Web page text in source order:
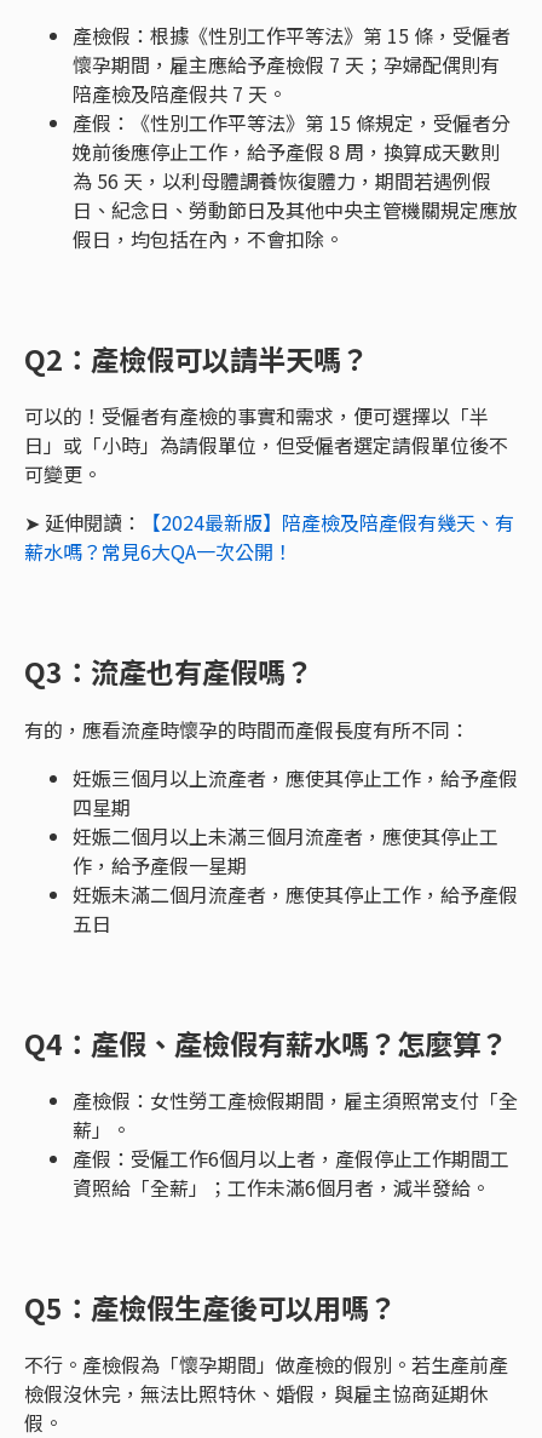
產檢假：根據《性別工作平等法》第 15 條，受僱者
懷孕期間，雇主應給予產檢假 7 天；孕婦配偶則有
陪產檢及陪產假共 7 天。
產假：《性別工作平等法》第 15 條規定，受僱者分
娩前後應停止工作，給予產假 8 周，換算成天數則
為 56 天，以利母體調養恢復體力，期間若遇例假
日、紀念日、勞動節日及其他中央主管機關規定應放
假日，均包括在內，不會扣除。
Q2：產檢假可以請半天嗎？
可以的！受僱者有產檢的事實和需求，便可選擇以「半
日」或「小時」為請假單位，但受僱者選定請假單位後不
可變更。
➤ 延伸閱讀：
【2024最新版】陪產檢及陪產假有幾天、有
薪水嗎？常見6大QA一次公開！
Q3：流產也有產假嗎？
有的，應看流產時懷孕的時間而產假長度有所不同：
妊娠三個月以上流產者，應使其停止工作，給予產假
四星期
妊娠二個月以上未滿三個月流產者，應使其停止工
作，給予產假一星期
妊娠未滿二個月流產者，應使其停止工作，給予產假
五日
Q4：產假、產檢假有薪水嗎？怎麼算？
產檢假：女性勞工產檢假期間，雇主須照常支付「全
薪」。
產假：受僱工作6個月以上者，產假停止工作期間工
資照給「全薪」；工作未滿6個月者，減半發給。
Q5：產檢假生產後可以用嗎？
不行。產檢假為「懷孕期間」做產檢的假別。若生產前產
檢假沒休完，無法比照特休、婚假，與雇主協商延期休
假。